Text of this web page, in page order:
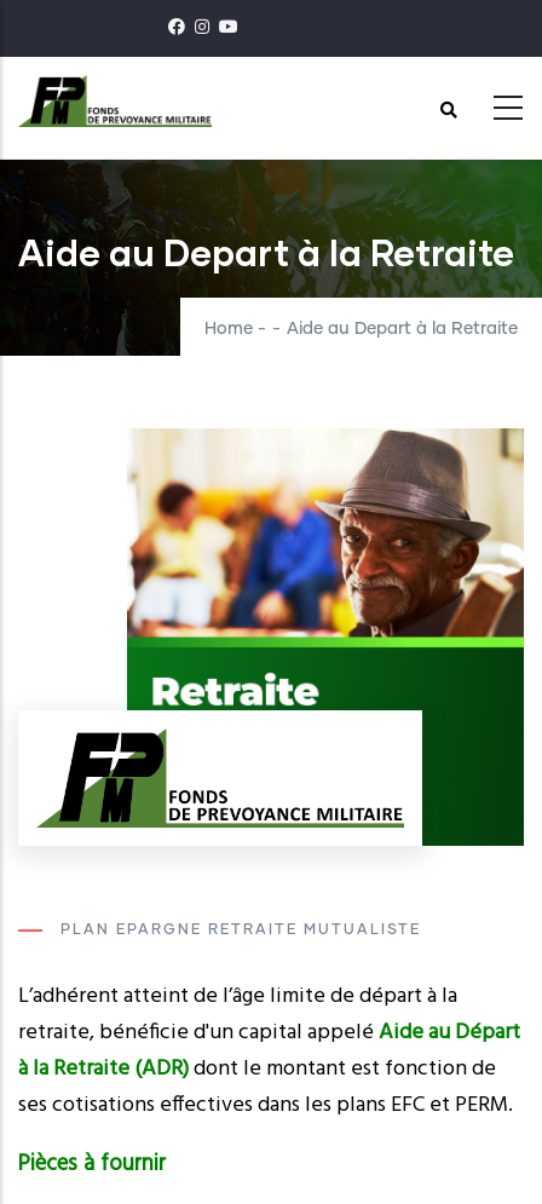
to
main
content
Aide au Depart à la Retraite
Home - - Aide au Depart à la Retraite
PLAN EPARGNE RETRAITE MUTUALISTE
L’adhérent atteint de l’âge limite de départ à la
retraite, bénéficie d'un capital appeléAide au Départ
à la Retraite (ADR)dont le montant est fonction de
ses cotisations effectives dans les plans EFC et PERM.
Pièces à fournir